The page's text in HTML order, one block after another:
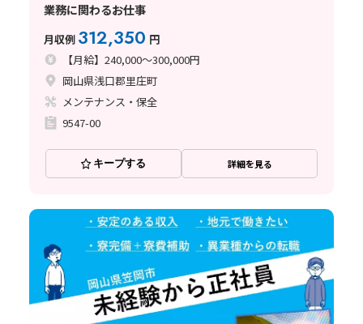
業務に関わるお仕事
月収例 312,350 円
【月給】240,000～300,000円
岡山県浅口郡里庄町
メンテナンス・保全
9547-00
キープする 詳細を見る